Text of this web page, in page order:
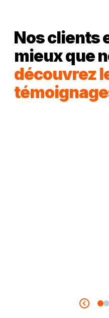
Nos clients
mieux que
découvrez